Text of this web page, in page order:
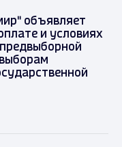
объявляет
и условиях